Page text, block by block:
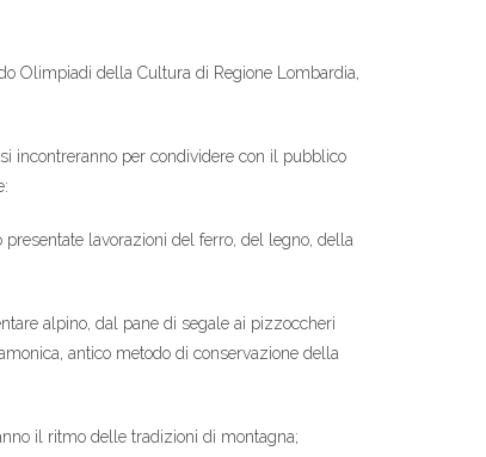
Olimpiadi della Cultura di Regione Lombardia,
incontreranno per condividere con il pubblico
presentate lavorazioni del ferro, del legno, della
alpino, dal pane di segale ai pizzoccheri
antico metodo di conservazione della
il ritmo delle tradizioni di montagna;